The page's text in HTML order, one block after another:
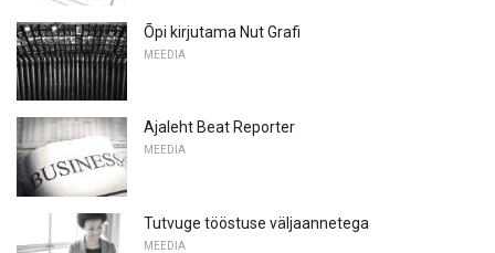
Õpi kirjutama Nut Grafi
MEEDIA
Ajaleht Beat Reporter
MEEDIA
Tutvuge tööstuse väljaannetega
MEEDIA